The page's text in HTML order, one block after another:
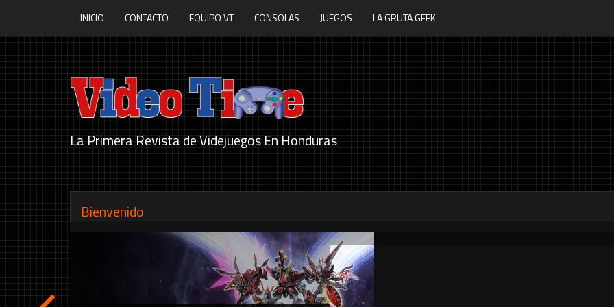
INICIO CONTACTO EQUIPO VT CONSOLAS JUEGOS LA GRUTA GEEK
La Primera Revista de Videjuegos En Honduras
Bienvenido
Souls of Bombarika anuncia su fecha de
lanzamiento